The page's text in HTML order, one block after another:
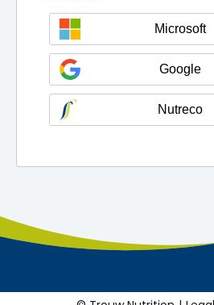
Microsoft
Google
Nutreco